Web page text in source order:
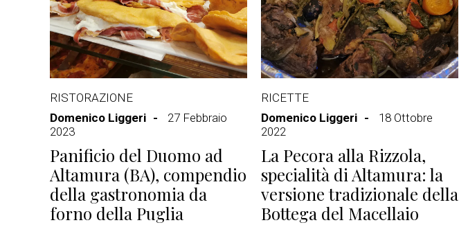
RISTORAZIONE
Domenico Liggeri
27 Febbraio
2023
Panificio del Duomo ad
Altamura (BA), compendio
della gastronomia da
forno della Puglia
RICETTE
Domenico Liggeri
18 Ottobre
2022
La Pecora alla Rizzola,
specialità di Altamura: la
versione tradizionale della
Bottega del Macellaio